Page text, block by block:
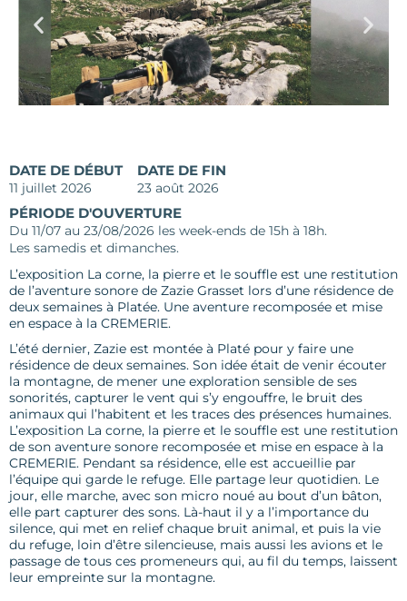
DATE DE DÉBUT
11 juillet 2026
DATE DE FIN
23 août 2026
PÉRIODE D'OUVERTURE
Du 11/07 au 23/08/2026 les week-ends de 15h à 18h.
Les samedis et dimanches.
L’exposition La corne, la pierre et le souffle est une restitution
de l’aventure sonore de Zazie Grasset lors d’une résidence de
deux semaines à Platée. Une aventure recomposée et mise
en espace à la CREMERIE.
L’été dernier, Zazie est montée à Platé pour y faire une
résidence de deux semaines. Son idée était de venir écouter
la montagne, de mener une exploration sensible de ses
sonorités, capturer le vent qui s’y engouffre, le bruit des
animaux qui l’habitent et les traces des présences humaines.
L’exposition La corne, la pierre et le souffle est une restitution
de son aventure sonore recomposée et mise en espace à la
CREMERIE. Pendant sa résidence, elle est accueillie par
l’équipe qui garde le refuge. Elle partage leur quotidien. Le
jour, elle marche, avec son micro noué au bout d’un bâton,
elle part capturer des sons. Là-haut il y a l’importance du
silence, qui met en relief chaque bruit animal, et puis la vie
du refuge, loin d’être silencieuse, mais aussi les avions et le
passage de tous ces promeneurs qui, au fil du temps, laissent
leur empreinte sur la montagne.